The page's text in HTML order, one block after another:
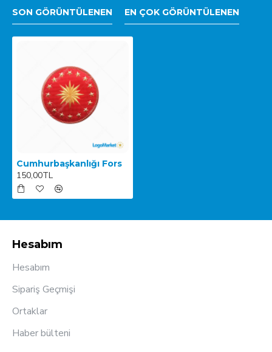
SON GÖRÜNTÜLENEN EN ÇOK GÖRÜNTÜLENEN
Cumhurbaşkanlığı Fors
150,00TL
Hesabım
Hesabım
Sipariş Geçmişi
Ortaklar
Haber bülteni